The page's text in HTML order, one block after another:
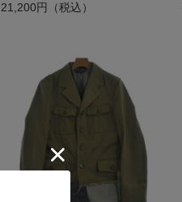
21,200円（税込）